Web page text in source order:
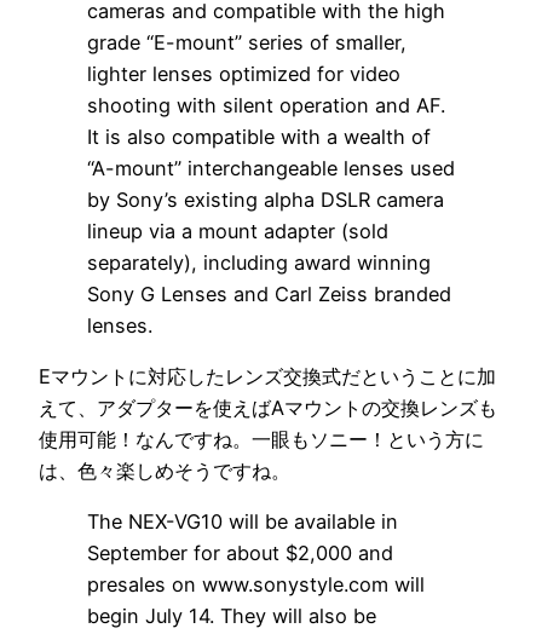
cameras and compatible with the high
grade “E-mount” series of smaller,
lighter lenses optimized for video
shooting with silent operation and AF.
It is also compatible with a wealth of
“A-mount” interchangeable lenses used
by Sony’s existing alpha DSLR camera
lineup via a mount adapter (sold
separately), including award winning
Sony G Lenses and Carl Zeiss branded
lenses.
Eマウントに対応したレンズ交換式だということに加
えて、アダプターを使えばAマウントの交換レンズも
使用可能！なんですね。一眼もソニー！という方に
は、色々楽しめそうですね。
The NEX-VG10 will be available in
September for about $2,000 and
presales on www.sonystyle.com will
begin July 14. They will also be